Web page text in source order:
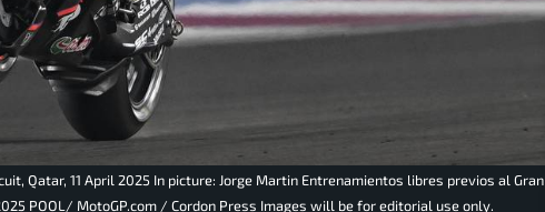
Qatar, 11 April 2025 In picture: Jorge Martin Entrenamientos libres previos al Gran
POOL/ MotoGP.com / Cordon Press Images will be for editorial use only.